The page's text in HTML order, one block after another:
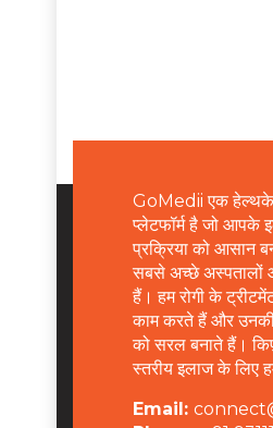
GoMedii एक
प्लेटफॉर्म है जो आपके
प्रक्रिया को आसान
सबसे अच्छे अस्पतालों
हैं। हम रोगी के
काम करते हैं और
को सरल बनाते हैं।
स्तरीय इलाज के लिए
Email: